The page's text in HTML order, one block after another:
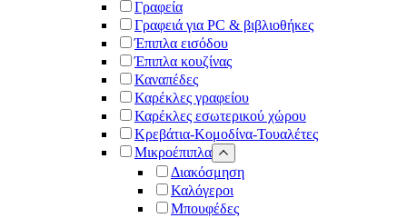
Γραφεία
Γραφειά για PC & βιβλιοθήκες
Έπιπλα εισόδου
Έπιπλα κουζίνας
Καναπέδες
Καρέκλες γραφείου
Καρέκλες εσωτερικού χώρου
Κρεβάτια-Κομοδίνα-Τουαλέτες
Μικροέπιπλα
Διακόσμηση
Καλόγεροι
Μπουφέδες